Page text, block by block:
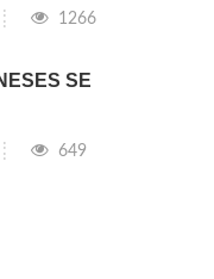
1266
SE
649